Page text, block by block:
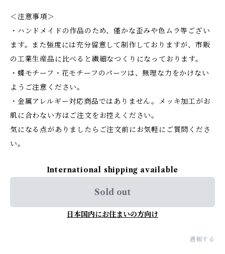
＜注意事項＞
・ハンドメイドの作品のため、僅かな歪みや色ムラ等ござい
ます。また強度には充分留意して制作しておりますが、市販
の工業生産品に比べると繊細なつくりになっております。
・蝶モチーフ・花モチーフのパーツは、無理な力をかけない
ようご注意ください。
・金属アレルギー対応商品ではありません。メッキ加工がお
肌に合わない方はご注文をお控えください。
気になる点がありましたらご注文前にお気軽にご質問くださ
い。
International shipping available
Sold out
日本国内にお住まいの方向け
通報する